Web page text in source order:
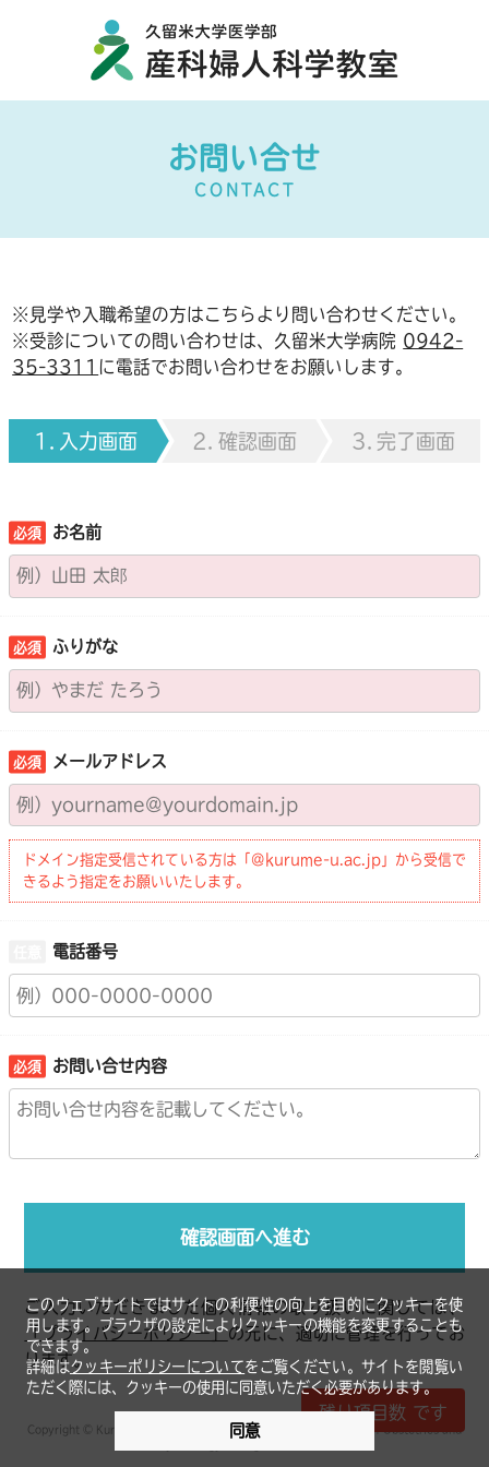
お問い合せ
CONTACT
※見学や入職希望の方はこちらより問い合わせください。
※受診についての問い合わせは、久留米大学病院 0942-
35-3311 に電話でお問い合わせをお願いします。
入力画面 確認画面 完了画面
お名前
ふりがな
メールアドレス
ドメイン指定受信されている方は「@kurume-u.ac.jp」から受信で
きるよう指定をお願いいたします。
電話番号
お問い合せ内容
確認画面へ進む
ご入力いただきました個人情報の取り扱いに関しては、
「プライバシーポリシー」の元に、適切に管理を行ってお
ります。
Copyright © Kurume University School of Medicine Department of Obstetrics and
このウェブサイトではサイトの利便性の向上を目的にクッキーを使
用します。ブラウザの設定によりクッキーの機能を変更することも
できます。
詳細はクッキーポリシーについてをご覧ください。サイトを閲覧い
ただく際には、クッキーの使用に同意いただく必要があります。
同意
残り項目数 です